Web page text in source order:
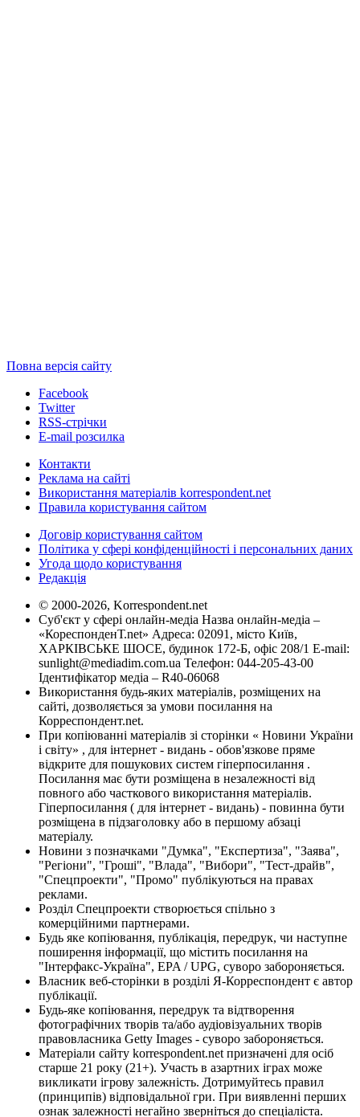
Повна версія сайту
Facebook
Twitter
RSS-стрічки
E-mail розсилка
Контакти
Реклама на сайті
Використання матеріалів korrespondent.net
Правила користування сайтом
Договір користування сайтом
Політика у сфері конфіденційності і персональних даних
Угода щодо користування
Редакція
© 2000-2026, Korrespondent.net
Суб'єкт у сфері онлайн-медіа Назва онлайн-медіа –
«КореспонденТ.net» Адреса: 02091, місто Київ,
ХАРКІВСЬКЕ ШОСЕ, будинок 172-Б, офіс 208/1 E-mail:
sunlight@mediadim.com.ua Телефон: 044-205-43-00
Ідентифікатор медіа – R40-06068
Використання будь-яких матеріалів, розміщених на
сайті, дозволяється за умови посилання на
Корреспондент.net.
При копіюванні матеріалів зі сторінки « Новини України
і світу» , для інтернет - видань - обов'язкове пряме
відкрите для пошукових систем гіперпосилання .
Посилання має бути розміщена в незалежності від
повного або часткового використання матеріалів.
Гіперпосилання ( для інтернет - видань) - повинна бути
розміщена в підзаголовку або в першому абзаці
матеріалу.
Новини з позначками "Думка", "Експертиза", "Заява",
"Регіони", "Гроші", "Влада", "Вибори", "Тест-драйв",
"Спецпроекти", "Промо" публікуються на правах
реклами.
Розділ Спецпроекти створюється спільно з
комерційними партнерами.
Будь яке копіювання, публікація, передрук, чи наступне
поширення інформації, що містить посилання на
"Інтерфакс-Україна", EPA / UPG, суворо забороняється.
Власник веб-сторінки в розділі Я-Корреспондент є автор
публікації.
Будь-яке копіювання, передрук та відтворення
фотографічних творів та/або аудіовізуальних творів
правовласника Getty Images - суворо забороняється.
Матеріали сайту korrespondent.net призначені для осіб
старше 21 року (21+). Участь в азартних іграх може
викликати ігрову залежність. Дотримуйтесь правил
(принципів) відповідальної гри. При виявленні перших
ознак залежності негайно зверніться до спеціаліста.